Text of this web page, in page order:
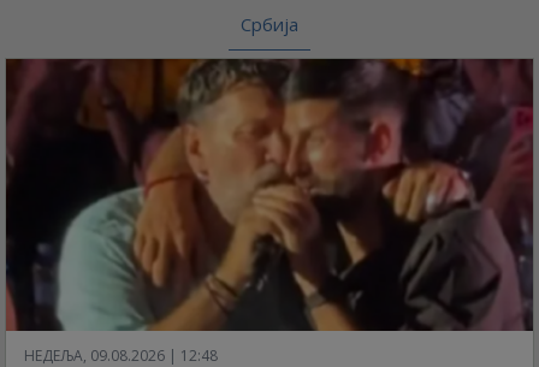
Србија
НЕДЕЉА, 09.08.2026 | 12:48